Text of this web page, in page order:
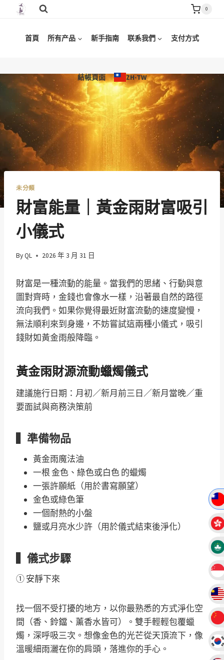
content
0
首頁 所有产品 新手指南 联系我們 支付方式
結帳頁面 ZH-TW
未分類
財富能量｜黃金雨財富吸引
小儀式
ByQL 2026 年 3 月 31 日
財富是一種流動的能量。當我們的思緒、行動與意
圖對齊時，金錢也會像水一樣，沿著最自然的路徑
流向我們。如果你覺得最近財富流動的速度變慢，
無法順利來到身邊，不妨嘗試這兩種小儀式，吸引
錢財如黃金雨般降臨。
黃金雨財源流動蠟燭儀式
建議施行日期：月初／新月前三日／新月當晚／重
要面試與商務決策前
▍準備物品
黃金雨魔法油
一根 金色、綠色或白色 的蠟燭
一張許願紙（用於書寫願望）
金色或綠色筆
一個耐熱的小盤
鹽或月亮水少許（用於儀式結束後淨化）
▍儀式步驟
① 安靜下來
找一個不受打擾的地方，以你最熟悉的方式淨化空
間（香、鈴鐺、薰香水皆可）。雙手輕輕包覆蠟
燭，深呼吸三次。想像金色的光芒從天頂流下，像
溫暖細雨灑在你的肩頭，落進你的手心。